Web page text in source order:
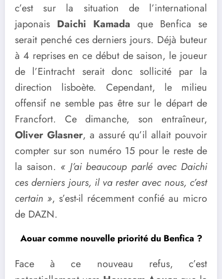
c’est sur la situation de l’international
japonais Daichi Kamada que Benfica se
serait penché ces derniers jours. Déjà buteur
à 4 reprises en ce début de saison, le joueur
de l’Eintracht serait donc sollicité par la
direction lisboète. Cependant, le milieu
offensif ne semble pas être sur le départ de
Francfort. Ce dimanche, son entraîneur,
Oliver Glasner, a assuré qu’il allait pouvoir
compter sur son numéro 15 pour le reste de
la saison. « J’ai beaucoup parlé avec Daichi
ces derniers jours, il va rester avec nous, c’est
certain », s’est-il récemment confié au micro
de DAZN.
Aouar comme nouvelle priorité du Benfica ?
Face à ce nouveau refus, c’est